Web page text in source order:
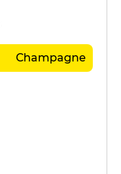
Champagne